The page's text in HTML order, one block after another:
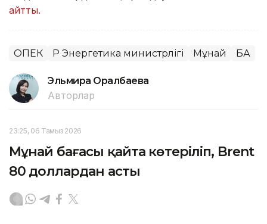
айтты.
ОПЕК ҚР Энергетика министрлігі Мұнай БАҚ
Эльмира Оралбаева
Авторлар
23:25, 06 Тамыз 2026
Мұнай бағасы қайта көтеріліп, Brent
80 доллардан асты